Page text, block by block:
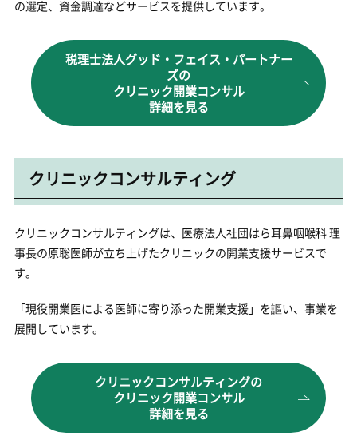
の選定、資金調達などサービスを提供しています。
税理士法人グッド・フェイス・パートナー
ズの
クリニック開業コンサル
詳細を見る
クリニックコンサルティング
クリニックコンサルティングは、医療法人社団はら耳鼻咽喉科 理
事長の原聡医師が立ち上げたクリニックの開業支援サービスで
す。
「現役開業医による医師に寄り添った開業支援」を謳い、事業を
展開しています。
クリニックコンサルティングの
クリニック開業コンサル
詳細を見る